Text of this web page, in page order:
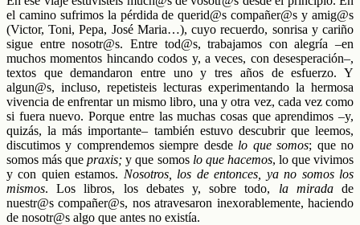
el camino sufrimos la pérdida de querid@s compañer@s y amig@s
(Victor, Toni, Pepa, José Maria…), cuyo recuerdo, sonrisa y cariño
sigue entre nosotr@s. Entre tod@s, trabajamos con alegría –en
muchos momentos hincando codos y, a veces, con desesperación–,
textos que demandaron entre uno y tres años de esfuerzo. Y
algun@s, incluso, repetisteis lecturas experimentando la hermosa
vivencia de enfrentar un mismo libro, una y otra vez, cada vez como
si fuera nuevo. Porque entre las muchas cosas que aprendimos –y,
quizás, la más importante– también estuvo descubrir que leemos,
discutimos y comprendemos siempre desde lo que somos; que no
somos más quepraxis;y que somos lo que hacemos, lo que vivimos
y con quien estamos. Nosotros, los de entonces, ya no somos los
mismos. Los libros, los debates y, sobre todo, la miradade
nuestr@s compañer@s, nos atravesaron inexorablemente, haciendo
de nosotr@s algo que antes no existía.